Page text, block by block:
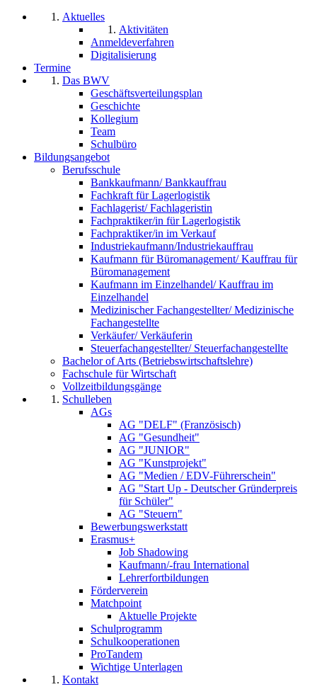
Aktuelles
Aktivitäten
Anmeldeverfahren
Digitalisierung
Termine
Das BWV
Geschäftsverteilungsplan
Geschichte
Kollegium
Team
Schulbüro
Bildungsangebot
Berufsschule
Bankkaufmann/ Bankkauffrau
Fachkraft für Lagerlogistik
Fachlagerist/ Fachlageristin
Fachpraktiker/in für Lagerlogistik
Fachpraktiker/in im Verkauf
Industriekaufmann/Industriekauffrau
Kaufmann für Büromanagement/ Kauffrau für
Büromanagement
Kaufmann im Einzelhandel/ Kauffrau im
Einzelhandel
Medizinischer Fachangestellter/ Medizinische
Fachangestellte
Verkäufer/ Verkäuferin
Steuerfachangestellter/ Steuerfachangestellte
Bachelor of Arts (Betriebswirtschaftslehre)
Fachschule für Wirtschaft
Vollzeitbildungsgänge
Schulleben
AGs
AG "DELF" (Französisch)
AG "Gesundheit"
AG "JUNIOR"
AG "Kunstprojekt"
AG "Medien / EDV-Führerschein"
AG "Start Up - Deutscher Gründerpreis
für Schüler"
AG "Steuern"
Bewerbungswerkstatt
Erasmus+
Job Shadowing
Kaufmann/-frau International
Lehrerfortbildungen
Förderverein
Matchpoint
Aktuelle Projekte
Schulprogramm
Schulkooperationen
ProTandem
Wichtige Unterlagen
Kontakt